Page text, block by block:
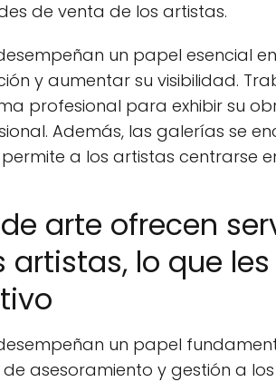
de venta de los artistas.
un papel esencial
y aumentar su visibilidad.
profesional para exhibir su
Además, las galerías se
a los artistas centrarse
arte ofrecen
artistas, lo que
un papel
asesoramiento y gestión a